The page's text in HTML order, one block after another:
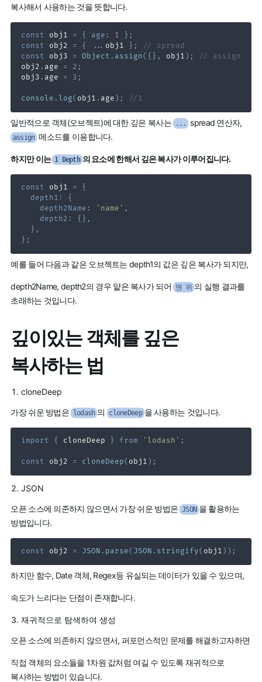
복사해서 사용하는 것을 뜻합니다.
const obj1 = { age : 1 } ;
const obj2 = { ... obj1 } ;
// spread
const obj3 = Object . assign( { } , obj1 ) ;
// assign
obj2 . age = 2 ;
obj3 . age = 3 ;
console .log( obj1 . age ) ; //1
일반적으로 객체(오브젝트)에 대한 깊은 복사는 ... spread 연산자,
assign 메소드를 이용합니다.
하지만 이는 1 Depth 의 요소에 한해서 깊은 복사가 이루어집니다.
const obj1 =
{
depth1 :
{
depth2Name : 'name' ,
depth2 : { } ,
} ,
} ;
예를 들어 다음과 같은 오브젝트는 depth1의 값은 깊은 복사가 되지만,
depth2Name, depth2의 경우 얕은 복사가 되어 맨 위 의 실행 결과를
초래하는 것입니다.
깊이있는 객체를 깊은
복사하는 법
cloneDeep
가장 쉬운 방법은 lodash 의 cloneDeep 을 사용하는 것입니다.
import { cloneDeep } from 'lodash' ;
const obj2 = cloneDeep( obj1 ) ;
JSON
오픈 소스에 의존하지 않으면서 가장 쉬운 방법은 JSON 을 활용하는
방법입니다.
const obj2 = JSON . parse( JSON . stringify( obj1 ) ) ;
하지만 함수, Date 객체, Regex등 유실되는 데이터가 있을 수 있으며,
속도가 느리다는 단점이 존재합니다.
재귀적으로 탐색하여 생성
오픈 소스에 의존하지 않으면서, 퍼포먼스적인 문제를 해결하고자하면
직접 객체의 요소들을 1차원 값처럼 여길 수 있도록 재귀적으로
복사하는 방법이 있습니다.